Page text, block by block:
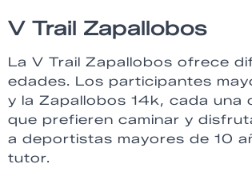
V Trail Zapallobos
La V Trail Zapallobos ofrece
edades. Los participantes
y la Zapallobos 14k, cada una
que prefieren caminar y
a deportistas mayores de 10
tutor.